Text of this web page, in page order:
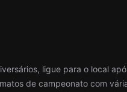
ligue para o local
de campeonato com